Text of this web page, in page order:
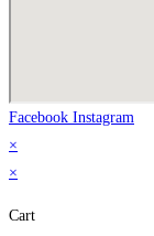
Facebook Instagram
×
×
Cart